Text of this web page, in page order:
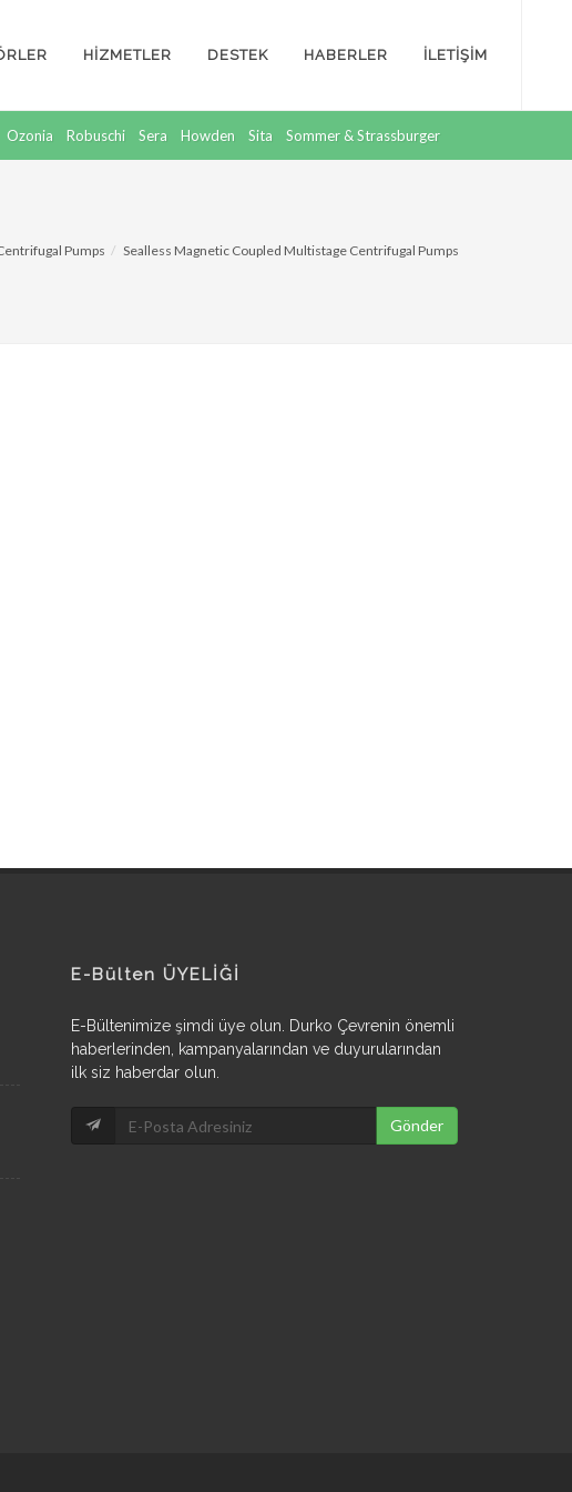
HİZMETLER DESTEK HABERLER İLETİŞİM
Ozonia Robuschi Sera Howden Sita Sommer & Strassburger
Pumps Sealless Magnetic Coupled Multistage Centrifugal Pumps
E-Bülten ÜYELİĞİ
E-Bültenimize şimdi üye olun. Durko Çevrenin önemli
haberlerinden, kampanyalarından ve duyurularından
ilk siz haberdar olun.